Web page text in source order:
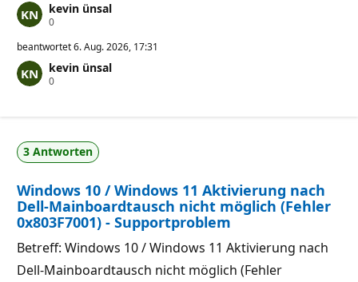
kevin ünsal
0Z
v
r
l
g
k
e
t
s
p
u
k
e
beantwortet6. Aug. 2026, 17:31
kevin ünsal
0Z
l
ä
s
i
g
k
e
t
p
3 Antworten
Windows 10 / Windows 11 Aktivierung nach
Dell-Mainboardtausch nicht möglich (Fehler
0x803F7001) - Supportproblem
Betreff: Windows 10 / Windows 11 Aktivierung nach
Dell-Mainboardtausch nicht möglich (Fehler